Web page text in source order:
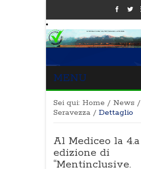
MENU
Sei qui: Home / News /
Seravezza / Dettaglio
Al Mediceo la 4.a
edizione di
“Mentinclusive.